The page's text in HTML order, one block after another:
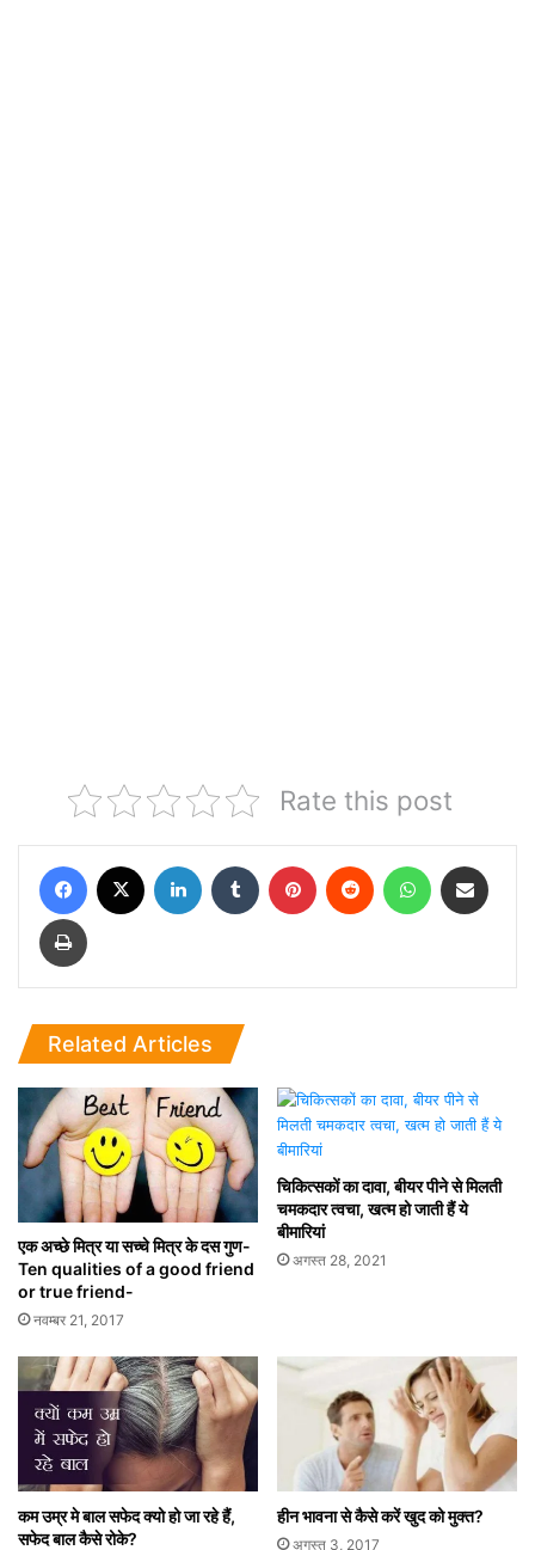
Rate this post
Facebook LinkedIn Tumblr Pinterest Reddit WhatsApp
Print
Related Articles
एक अच्छे मित्र या सच्चे मित्र के दस गुण-
Ten qualities of a good friend
or true friend-
नवम्बर 21, 2017
चिकित्सकों का दावा, बीयर पीने से मिलती
चमकदार त्वचा, खत्म हो जाती हैं ये
बीमारियां
अगस्त 28, 2021
कम उम्र मे बाल सफेद क्यो हो जा रहे हैं,
सफेद बाल कैसे रोके?
हीन भावना से कैसे करें खुद को मुक्त?
अगस्त 3, 2017